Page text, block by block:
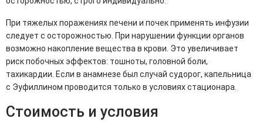
При тяжелых поражениях печени и почек применять инфузии
следует с осторожностью. При нарушении функции органов
возможно накопление вещества в крови. Это увеличивает
риск побочных эффектов: тошноты, головной боли,
тахикардии. Если в анамнезе был случай судорог, капельница
с Эуфиллином проводится только в условиях стационара.
Стоимость и условия